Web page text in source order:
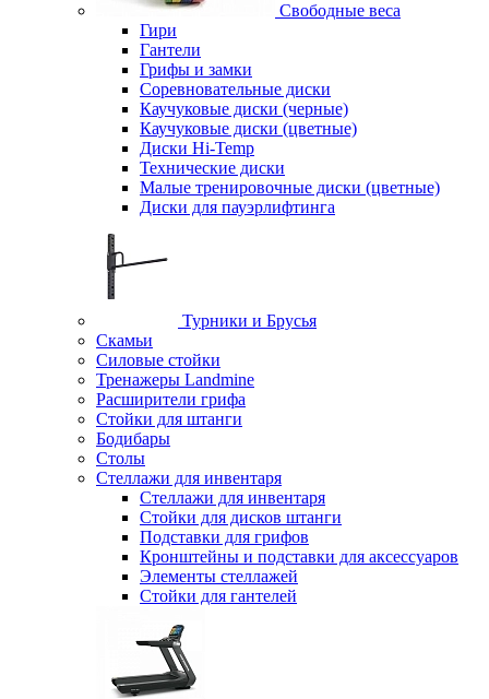
Свободные веса
Гири
Гантели
Грифы и замки
Соревновательные диски
Каучуковые диски (черные)
Каучуковые диски (цветные)
Диски Hi-Temp
Технические диски
Малые тренировочные диски (цветные)
Диски для пауэрлифтинга
Турники и Брусья
Скамьи
Силовые стойки
Тренажеры Landmine
Расширители грифа
Стойки для штанги
Бодибары
Столы
Стеллажи для инвентаря
Стеллажи для инвентаря
Стойки для дисков штанги
Подставки для грифов
Кронштейны и подставки для аксессуаров
Элементы стеллажей
Стойки для гантелей